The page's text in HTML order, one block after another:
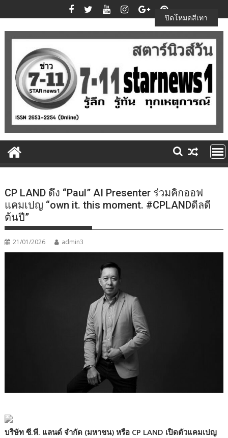
to
content
CP LAND ดึง “Paul” AI Presenter ร่วมคิกออฟ
แคมเปญ “own it. this moment. #CPLANDดีลดี
ต้นปี”
21/01/2026 admin3
บริษัท ซี.พี. แลนด์ จำกัด (มหาชน) หรือ CP LAND เปิดตัวแคมเปญ
ปิดโหมดสีเทา